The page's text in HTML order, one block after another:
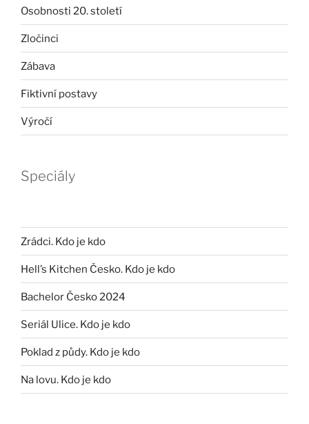
Osobnosti 20. století
Zločinci
Zábava
Fiktivní postavy
Výročí
Speciály
Zrádci. Kdo je kdo
Hell’s Kitchen Česko. Kdo je kdo
Bachelor Česko 2024
Seriál Ulice. Kdo je kdo
Poklad z půdy. Kdo je kdo
Na lovu. Kdo je kdo